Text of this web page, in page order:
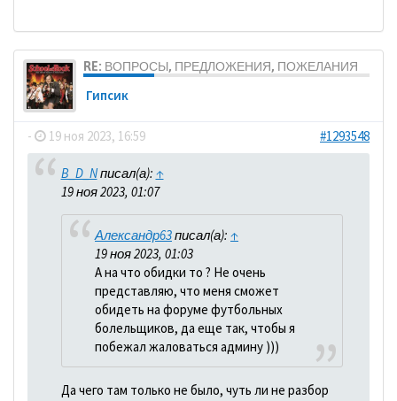
RE: ВОПРОСЫ, ПРЕДЛОЖЕНИЯ, ПОЖЕЛАНИЯ
Гипсик
- 19 ноя 2023, 16:59 #1293548
B_D_Nписал(а): ↑
19 ноя 2023, 01:07
Александр63писал(а): ↑
19 ноя 2023, 01:03
А на что обидки то ? Не очень
представляю, что меня сможет
обидеть на форуме футбольных
болельщиков, да еще так, чтобы я
побежал жаловаться админу )))
Да чего там только не было, чуть ли не разбор